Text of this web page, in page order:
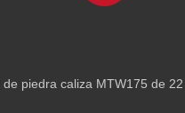
de piedra caliza MTW175 de